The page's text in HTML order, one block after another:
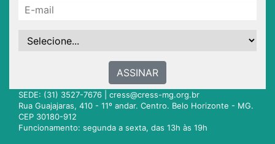
ASSINAR
SEDE: (31) 3527-7676 | cress@cress-mg.org.br
Rua Guajajaras, 410 - 11º andar. Centro. Belo Horizonte - MG.
CEP 30180-912
Funcionamento: segunda a sexta, das 13h às 19h